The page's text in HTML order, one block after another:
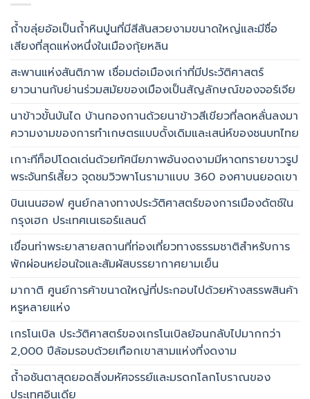
ถ้ำขลุ่ยอ้อเป็นถ้ำหินปูนที่มีสีสันสวยงามขนาดใหญ่และมีชื่อ
เสียงที่สุดแห่งหนึ่งในเมืองกุ้ยหลิน
สะพานแห่งสันติภาพ เชื่อมต่อเมืองเก่าที่มีประวัติศาสตร์
ยาวนานกับย่านร่วมสมัยของเมืองเป็นสัญลักษณ์ของจอร์เจีย
นาข้าวขั้นบันได บ้านกองกานด้วยนาข้าวสีเขียวที่ลดหลั่นลงมา
ความงามของการทำเกษตรแบบดั้งเดิมและเสน่ห์ของชนบทไทย
เกาะทีท็อปโดดเด่นด้วยทัศนียภาพอันงดงามมีหาดทรายขาวรูป
พระจันทร์เสี้ยว จุดชมวิวพาโนรามาแบบ 360 องศาบนยอดเขา
บินเนนฮอฟ ศูนย์กลางทางประวัติศาสตร์ของการเมืองดัตช์ใน
กรุงเฮก ประเทศเนเธอร์แลนด์
เขื่อนท่าพระยาสายสถานที่ท่องเที่ยวทางธรรมชาติสำหรับการ
พักผ่อนหย่อนใจและสัมผัสบรรยากาศยามเย็น
มากาติ ศูนย์การค้าขนาดใหญ่ที่ประกอบไปด้วยห้างสรรพสินค้า
หรูหลายแห่ง
เกรโนเบิล ประวัติศาสตร์ของเกรโนเบิลย้อนกลับไปมากกว่า
2,000 ปีล้อมรอบด้วยเทือกเขาสามแห่งที่งดงาม
ถ้ำอชันตาสุดยอดสิ่งมหัศจรรย์และมรดกโลกโบราณของ
ประเทศอินเดีย